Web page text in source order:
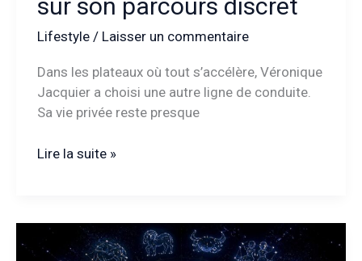
sur son parcours discret
Lifestyle/ Laisser un commentaire
Dans les plateaux où tout s’accélère, Véronique
Jacquier a choisi une autre ligne de conduite.
Sa vie privée reste presque
Véronique
que
sa
Lire la suite »